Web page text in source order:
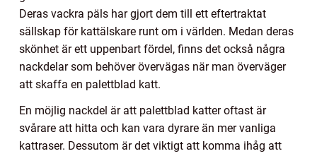
Deras vackra päls har gjort dem till ett eftertraktat
sällskap för kattälskare runt om i världen. Medan deras
skönhet är ett uppenbart fördel, finns det också några
nackdelar som behöver övervägas när man överväger
att skaffa en palettblad katt.
En möjlig nackdel är att palettblad katter oftast är
svårare att hitta och kan vara dyrare än mer vanliga
kattraser. Dessutom är det viktigt att komma ihåg att